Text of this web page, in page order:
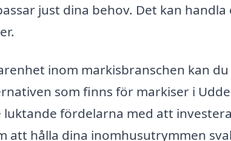
just dina behov. Det kan handla
inom markisbranschen kan du
som finns för markiser i
fördelarna med att
att hålla dina inomhusutrymmen